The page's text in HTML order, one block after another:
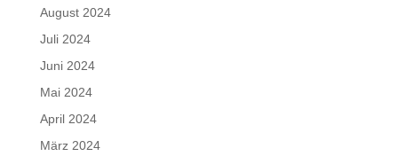
August 2024
Juli 2024
Juni 2024
Mai 2024
April 2024
März 2024